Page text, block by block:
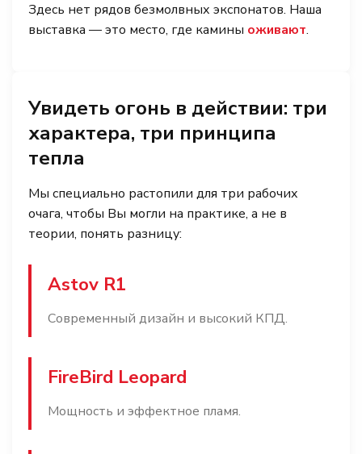
Здесь нет рядов безмолвных экспонатов. Наша
выставка — это место, где камины оживают.
Увидеть огонь в действии: три
характера, три принципа
тепла
Мы специально растопили для три рабочих
очага, чтобы Вы могли на практике, а не в
теории, понять разницу:
Astov R1
Современный дизайн и высокий КПД.
FireBird Leopard
Мощность и эффектное пламя.